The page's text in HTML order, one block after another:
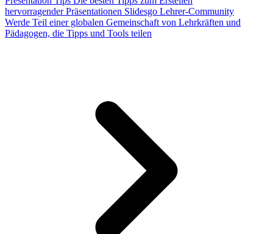
hervorragender Präsentationen Slidesgo Lehrer-Community
Werde Teil einer globalen Gemeinschaft von Lehrkräften und
Pädagogen, die Tipps und Tools teilen